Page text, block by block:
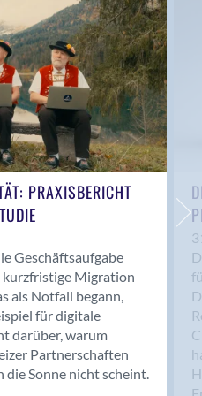
PRAXISBERICHT
Geschäftsaufgabe
kurzfristige Migration
als Notfall begann,
für digitale
darüber, warum
Partnerschaften
die Sonne nicht scheint.